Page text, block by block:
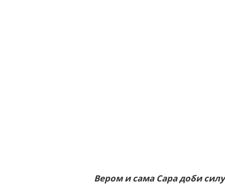
Вером и сама Сара доби силу